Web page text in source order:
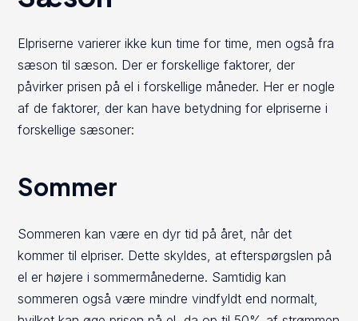
Elpriserne varierer ikke kun time for time, men også fra
sæson til sæson. Der er forskellige faktorer, der
påvirker prisen på el i forskellige måneder. Her er nogle
af de faktorer, der kan have betydning for elpriserne i
forskellige sæsoner:
Sommer
Sommeren kan være en dyr tid på året, når det
kommer til elpriser. Dette skyldes, at efterspørgslen på
el er højere i sommermånederne. Samtidig kan
sommeren også være mindre vindfyldt end normalt,